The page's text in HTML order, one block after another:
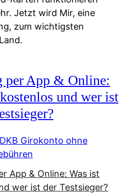
Jetzt wird Mir, eine
zum wichtigsten
per App & Online:
und wer ist
Girokonto ohne